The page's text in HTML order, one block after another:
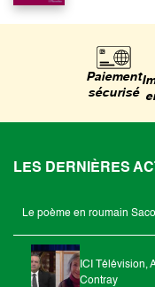
Paiement
sécurisé
LES DERNIÈRES
Le poème en roumain
ICI Télévision,
Contray